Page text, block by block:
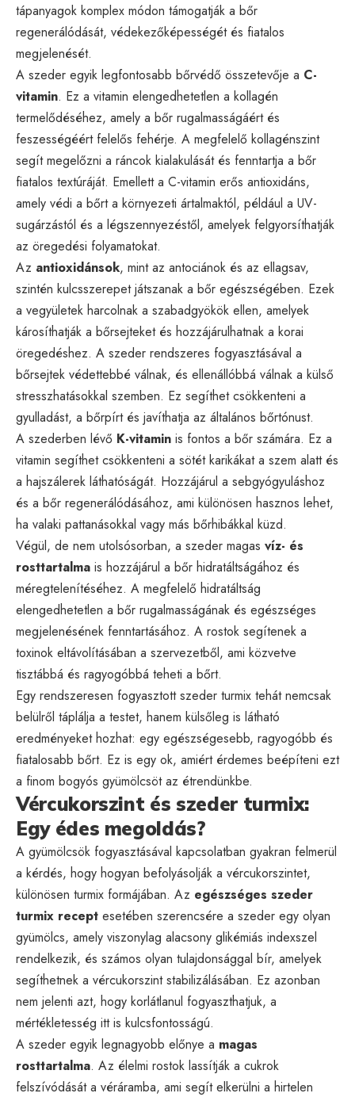
tápanyagok komplex módon támogatják a bőr
regenerálódását, védekezőképességét és fiatalos
megjelenését.
A szeder egyik legfontosabb bőrvédő összetevője a C-
vitamin. Ez a vitamin elengedhetetlen a kollagén
termelődéséhez, amely a bőr rugalmasságáért és
feszességéért felelős fehérje. A megfelelő kollagénszint
segít megelőzni a ráncok kialakulását és fenntartja a bőr
fiatalos textúráját. Emellett a C-vitamin erős antioxidáns,
amely védi a bőrt a környezeti ártalmaktól, például a UV-
sugárzástól és a légszennyezéstől, amelyek felgyorsíthatják
az öregedési folyamatokat.
Az antioxidánsok, mint az antociánok és az ellagsav,
szintén kulcsszerepet játszanak a bőr egészségében. Ezek
a vegyületek harcolnak a szabadgyökök ellen, amelyek
károsíthatják a bőrsejteket és hozzájárulhatnak a korai
öregedéshez. A szeder rendszeres fogyasztásával a
bőrsejtek védettebbé válnak, és ellenállóbbá válnak a külső
stresszhatásokkal szemben. Ez segíthet csökkenteni a
gyulladást, a bőrpírt és javíthatja az általános bőrtónust.
A szederben lévő K-vitamin is fontos a bőr számára. Ez a
vitamin segíthet csökkenteni a sötét karikákat a szem alatt és
a hajszálerek láthatóságát. Hozzájárul a sebgyógyuláshoz
és a bőr regenerálódásához, ami különösen hasznos lehet,
ha valaki pattanásokkal vagy más bőrhibákkal küzd.
Végül, de nem utolsósorban, a szeder magas víz- és
rosttartalma is hozzájárul a bőr hidratáltságához és
méregtelenítéséhez. A megfelelő hidratáltság
elengedhetetlen a bőr rugalmasságának és egészséges
megjelenésének fenntartásához. A rostok segítenek a
toxinok eltávolításában a szervezetből, ami közvetve
tisztábbá és ragyogóbbá teheti a bőrt.
Egy rendszeresen fogyasztott szeder turmix tehát nemcsak
belülről táplálja a testet, hanem külsőleg is látható
eredményeket hozhat: egy egészségesebb, ragyogóbb és
fiatalosabb bőrt. Ez is egy ok, amiért érdemes beépíteni ezt
a finom bogyós gyümölcsöt az étrendünkbe.
Vércukorszint és szeder turmix:
Egy édes megoldás?
A gyümölcsök fogyasztásával kapcsolatban gyakran felmerül
a kérdés, hogy hogyan befolyásolják a vércukorszintet,
különösen turmix formájában. Az egészséges szeder
turmix recept esetében szerencsére a szeder egy olyan
gyümölcs, amely viszonylag alacsony glikémiás indexszel
rendelkezik, és számos olyan tulajdonsággal bír, amelyek
segíthetnek a vércukorszint stabilizálásában. Ez azonban
nem jelenti azt, hogy korlátlanul fogyaszthatjuk, a
mértékletesség itt is kulcsfontosságú.
A szeder egyik legnagyobb előnye a magas
rosttartalma. Az élelmi rostok lassítják a cukrok
felszívódását a véráramba, ami segít elkerülni a hirtelen